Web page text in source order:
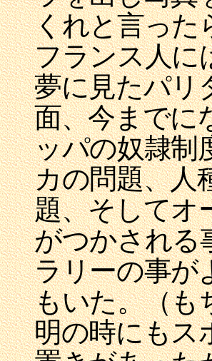
くれと言った
フランス人に
夢に見たパリ
面、今までに
ッパの奴隷制
カの問題、人
題、そしてオ
がつかされる
ラリーの事が
もいた。（も
明の時にもス